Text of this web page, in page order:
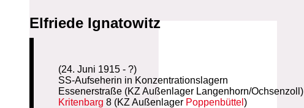
Elfriede Ignatowitz
(24. Juni 1915 - ?)
SS-Aufseherin in Konzentrationslagern
Essenerstraße (KZ Außenlager Langenhorn/Ochsenzoll)
Kritenbarg 8 (KZ Außenlager Poppenbüttel)